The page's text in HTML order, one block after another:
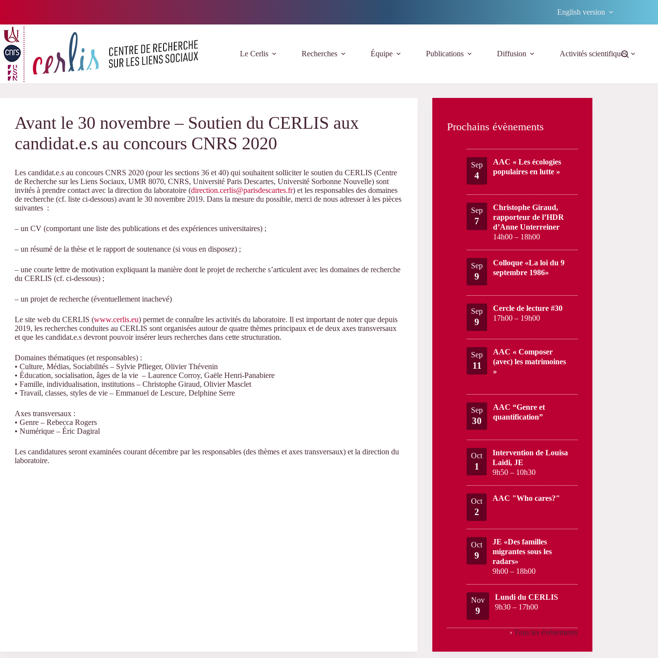
English version
Le Cerlis Recherches Équipe Publications Diffusion Activités scientifiques
Avant le 30 novembre – Soutien du CERLIS aux
candidat.e.s au concours CNRS 2020
Les candidat.e.s au concours CNRS 2020 (pour les sections 36 et 40) qui souhaitent solliciter le soutien du CERLIS (Centre
de Recherche sur les Liens Sociaux, UMR 8070, CNRS, Université Paris Descartes, Université Sorbonne Nouvelle) sont
invités à prendre contact avec la direction du laboratoire (direction.cerlis@parisdescartes.fr) et les responsables des domaines
de recherche (cf. liste ci-dessous) avant le 30 novembre 2019. Dans la mesure du possible, merci de nous adresser à les pièces
suivantes :
– un CV (comportant une liste des publications et des expériences universitaires) ;
– un résumé de la thèse et le rapport de soutenance (si vous en disposez) ;
– une courte lettre de motivation expliquant la manière dont le projet de recherche s’articulent avec les domaines de recherche
du CERLIS (cf. ci-dessous) ;
– un projet de recherche (éventuellement inachevé)
Le site web du CERLIS (www.cerlis.eu) permet de connaître les activités du laboratoire. Il est important de noter que depuis
2019, les recherches conduites au CERLIS sont organisées autour de quatre thèmes principaux et de deux axes transversaux
et que les candidat.e.s devront pouvoir insérer leurs recherches dans cette structuration.
Domaines thématiques (et responsables) :
• Culture, Médias, Sociabilités – Sylvie Pflieger, Olivier Thévenin
• Éducation, socialisation, âges de la vie – Laurence Corroy, Gaële Henri-Panabiere
• Famille, individualisation, institutions – Christophe Giraud, Olivier Masclet
• Travail, classes, styles de vie – Emmanuel de Lescure, Delphine Serre
Axes transversaux :
• Genre – Rebecca Rogers
• Numérique – Éric Dagiral
Les candidatures seront examinées courant décembre par les responsables (des thèmes et axes transversaux) et la direction du
laboratoire.
Prochains évènements
Sep
4
AAC « Les écologies
populaires en lutte »
Sep
7
Christophe Giraud,
rapporteur de l’HDR
d’Anne Unterreiner
14h00 – 18h00
Sep
9
Colloque «La loi du 9
septembre 1986»
Sep
9
Cercle de lecture #30
17h00 – 19h00
Sep
11
AAC « Composer
(avec) les matrimoines
»
Sep
30
AAC “Genre et
quantification”
Oct
1
Intervention de Louisa
Laidi, JE
9h50 – 10h30
Oct
2
AAC "Who cares?"
Oct
9
JE «Des familles
migrantes sous les
radars»
9h00 – 18h00
Nov
9
Lundi du CERLIS
9h30 – 17h00
› Tous les évènements